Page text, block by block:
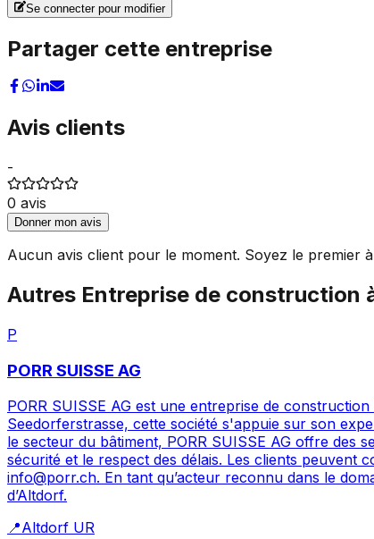
Se connecter pour modifier
Partager cette entreprise
Avis clients
-
0 avis
Donner mon avis
Aucun avis client pour le moment. Soyez le premier
Autres Entreprise de construction
P
PORR SUISSE AG
PORR SUISSE AG est une entreprise de
Seedorferstrasse, cette société s'appuie sur son
le secteur du bâtiment, PORR SUISSE AG offre des
sécurité et le respect des délais. Les clients peuvent
info@porr.ch. En tant qu’acteur reconnu dans le
d’Altdorf.
📍Altdorf UR